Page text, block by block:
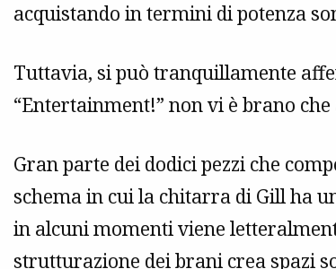
acquistando in termini di potenza
Tuttavia, si può tranquillamente
“Entertainment!” non vi è brano
Gran parte dei dodici pezzi che
schema in cui la chitarra di Gill ha
in alcuni momenti viene
strutturazione dei brani crea spazi